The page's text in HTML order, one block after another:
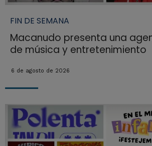
FIN DE SEMANA
Macanudo presenta una
de música y entretenimiento
6 de agosto de 2026